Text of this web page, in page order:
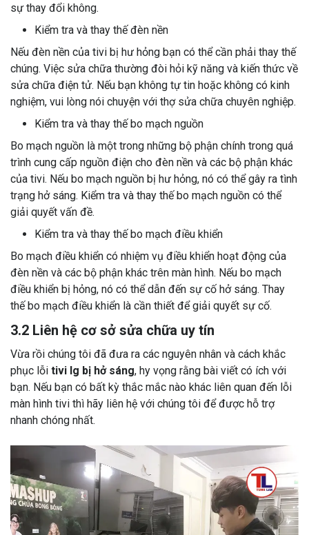
sự thay đổi không.
Kiểm tra và thay thế đèn nền
Nếu đèn nền của tivi bị hư hỏng bạn có thể cần phải thay thế
chúng. Việc sửa chữa thường đòi hỏi kỹ năng và kiến thức về
sửa chữa điện tử. Nếu bạn không tự tin hoặc không có kinh
nghiệm, vui lòng nói chuyện với thợ sửa chữa chuyên nghiệp.
Kiểm tra và thay thế bo mạch nguồn
Bo mạch nguồn là một trong những bộ phận chính trong quá
trình cung cấp nguồn điện cho đèn nền và các bộ phận khác
của tivi. Nếu bo mạch nguồn bị hư hỏng, nó có thể gây ra tình
trạng hở sáng. Kiểm tra và thay thế bo mạch nguồn có thể
giải quyết vấn đề.
Kiểm tra và thay thế bo mạch điều khiển
Bo mạch điều khiển có nhiệm vụ điều khiển hoạt động của
đèn nền và các bộ phận khác trên màn hình. Nếu bo mạch
điều khiển bị hỏng, nó có thể dẫn đến sự cố hở sáng. Thay
thế bo mạch điều khiển là cần thiết để giải quyết sự cố.
3.2 Liên hệ cơ sở sửa chữa uy tín
Vừa rồi chúng tôi đã đưa ra các nguyên nhân và cách khắc
phục lỗi tivi lg bị hở sáng, hy vọng rằng bài viết có ích với
bạn. Nếu bạn có bất kỳ thắc mắc nào khác liên quan đến lỗi
màn hình tivi thì hãy liên hệ với chúng tôi để được hỗ trợ
nhanh chóng nhất.